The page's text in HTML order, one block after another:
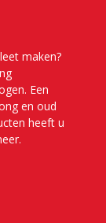
maken?
Een
en oud
heeft u